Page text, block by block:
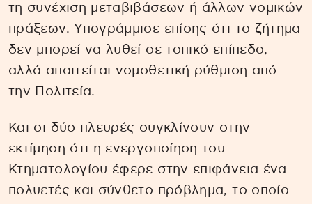
τη συνέχιση μεταβιβάσεων ή άλλων νομικών
πράξεων. Υπογράμμισε επίσης ότι το ζήτημα
δεν μπορεί να λυθεί σε τοπικό επίπεδο,
αλλά απαιτείται νομοθετική ρύθμιση από
την Πολιτεία.
Και οι δύο πλευρές συγκλίνουν στην
εκτίμηση ότι η ενεργοποίηση του
Κτηματολογίου έφερε στην επιφάνεια ένα
πολυετές και σύνθετο πρόβλημα, το οποίο